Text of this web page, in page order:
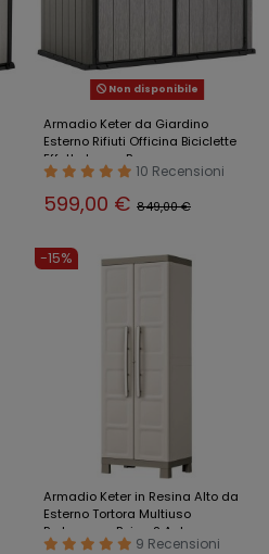
Non disponibile
Armadio Keter da Giardino
Esterno Rifiuti Officina Biciclette
Effetto Legno Box
10 Recensioni
599,00 € 849,00 €
-15%
Armadio Keter in Resina Alto da
Esterno Tortora Multiuso
Portascope Beige 2 Ante
9 Recensioni